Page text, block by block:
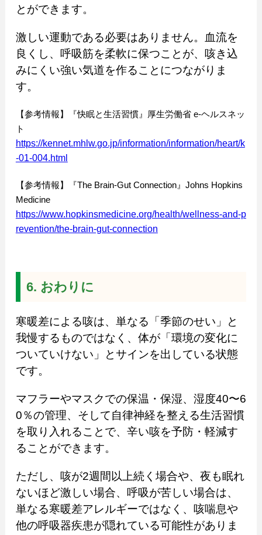
とができます。
激しい運動である必要はありません。血流を
良くし、呼吸筋を柔軟に保つことが、咳き込
みにくい強い気道を作ることにつながりま
す。
【参考情報】『快眠と生活習慣』厚生労働省 e-ヘルスネッ
ト
https://kennet.mhlw.go.jp/information/information/heart/k
-01-004.html
【参考情報】『The Brain-Gut Connection』Johns Hopkins
Medicine
https://www.hopkinsmedicine.org/health/wellness-and-p
revention/the-brain-gut-connection
6. おわりに
寒暖差による咳は、単なる「季節のせい」と
我慢するものではなく、体が「環境の変化に
ついていけない」とサインを出している状態
です。
マフラーやマスクでの保温・保湿、湿度40〜6
0％の管理、そして自律神経を整える生活習慣
を取り入れることで、辛い咳を予防・軽減す
ることができます。
ただし、咳が2週間以上続く場合や、夜も眠れ
ないほど激しい場合、呼吸が苦しい場合は、
単なる寒暖差アレルギーではなく、咳喘息や
他の呼吸器疾患が隠れている可能性がありま